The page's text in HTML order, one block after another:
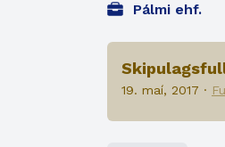
Pálmi ehf.
19. maí, 2017 ·